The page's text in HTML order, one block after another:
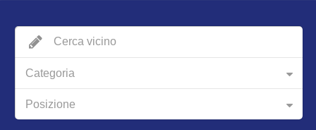
Categoria
Posizione